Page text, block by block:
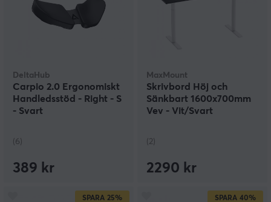
DeltaHub
Carpio 2.0 Ergonomiskt
Handledsstöd - Right - S
- Svart
(6)
389 kr
MaxMount
Skrivbord Höj och
Sänkbart 1600x700mm
Vev - Vit/Svart
(2)
2290 kr
SPARA 25% SPARA 40%